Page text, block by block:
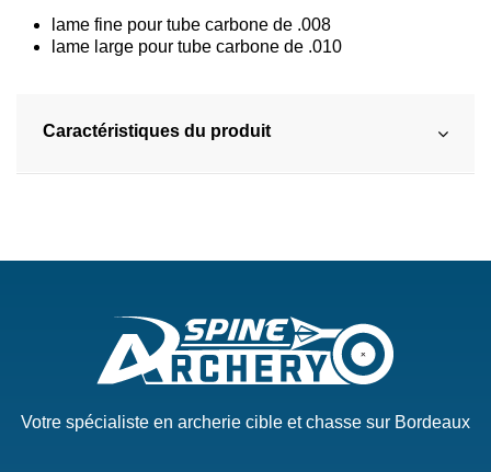
lame fine pour tube carbone de .008
lame large pour tube carbone de .010
Caractéristiques du produit
Votre spécialiste en archerie cible et chasse sur Bordeaux